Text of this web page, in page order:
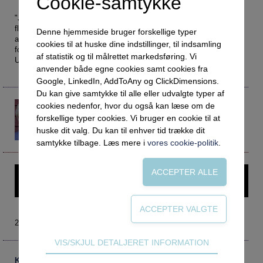
Netværk
Intelligens
Uddannelser under corona
Vejledningsindsatsen under corona
Professioner under pres
Frafald
Veje til virkeligheden
Den kommunale ungeindsats
Data og dialog
Borgeren i centrum
Abonnement
Tilmelding og prøveperiode
Abonnementspriser
Kontakt
Vilkår og betingelser
"Jeg vil kæmpe for, at uddannelses- og erhvervsvejledere får
flere stillinger i de nye jobcentre. Her kan kommunerne blive en
alliancepartner," siger Christa If Jensen, formand for sektionen
for erhvervsvejledere i Landsforbundet af Voksen- og
Ungdomsundervisere (LVU).
Christa If Jensen
Erhvervsvejleder og sektionsformand
Uddannelsesforbundet
Denne artikel kræver login – prøv Vejlederforum gratis i en
2007 nr. 1
Kommentarer
Denne hjemmeside bruger forskellige typer
cookies til at huske dine indstillinger, til indsamling
af statistik og til målrettet markedsføring. Vi
anvender både egne cookies samt cookies fra
Google, LinkedIn, AddToAny og ClickDimensions.
Du kan give samtykke til alle eller udvalgte typer af
cookies nedenfor, hvor du også kan læse om de
forskellige typer cookies. Vi bruger en cookie til at
huske dit valg. Du kan til enhver tid trække dit
samtykke tilbage. Læs mere i vores cookie-politik
Teknisk
Tekniske cookies er nødvendige for hjemmesidens
VIS/SKJUL DETALJERET INFORMATION